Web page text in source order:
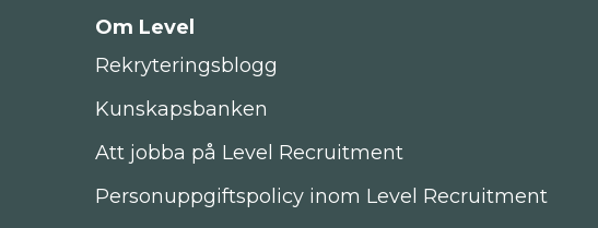
Om Level
Rekryteringsblogg
Kunskapsbanken
Att jobba på Level Recruitment
Personuppgiftspolicy inom Level Recruitment